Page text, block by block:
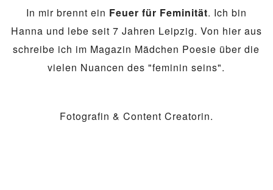
In mir brennt ein Feuer für Feminität. Ich bin
Hanna und lebe seit 7 Jahren Leipzig. Von hier aus
schreibe ich im Magazin Mädchen Poesie über die
vielen Nuancen des "feminin seins".
Fotografin & Content Creatorin.